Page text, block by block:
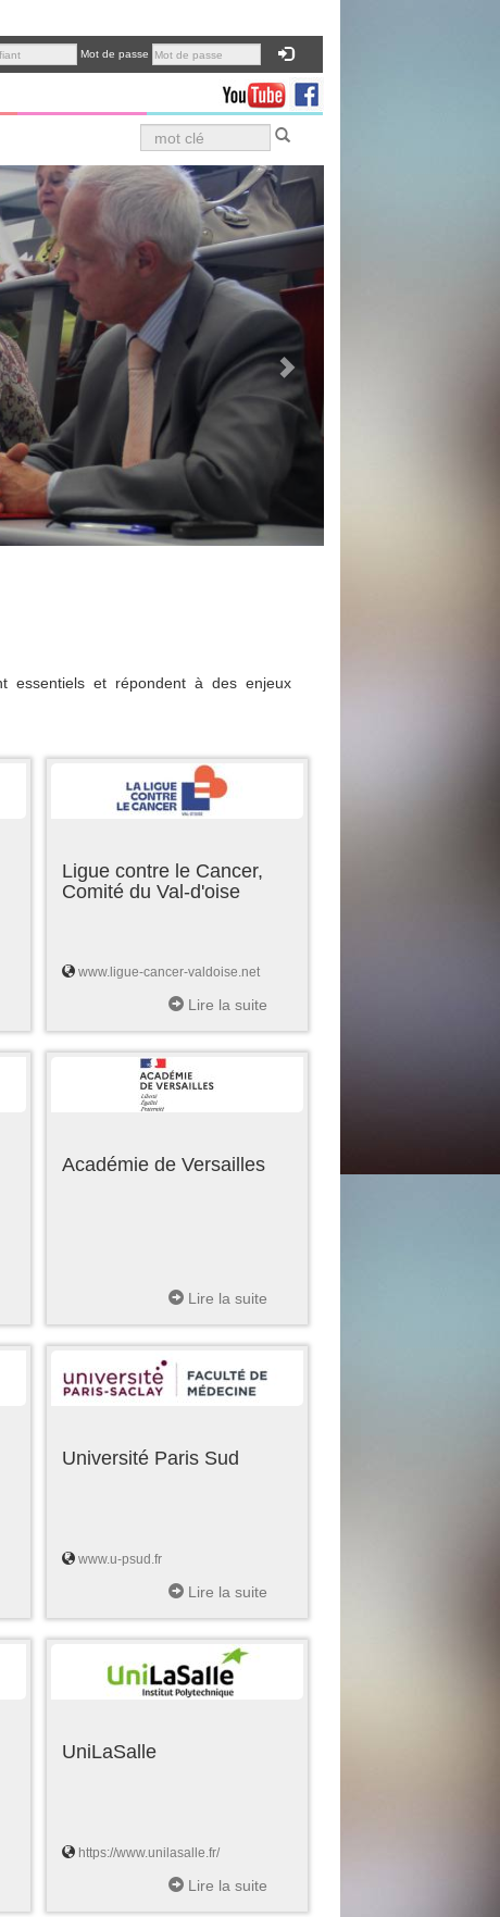
Mot de passe
essentiels et répondent à des enjeux
Ligue contre le Cancer,
Comité du Val-d'oise
www.ligue-cancer-valdoise.net
Lire la suite
Académie de Versailles
Lire la suite
Université Paris Sud
www.u-psud.fr
Lire la suite
UniLaSalle
https://www.unilasalle.fr/
Lire la suite